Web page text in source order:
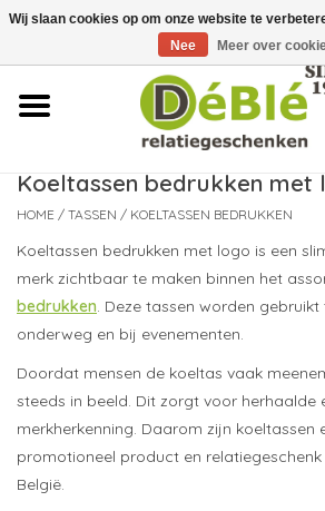
Over ons
Contact
Nieuws
Leveringsvoorwaarden
Koeltassen bedrukken met
HOME / TASSEN / KOELTASSEN BEDRUKKEN
Koeltassen bedrukken met logo is een
merk zichtbaar te maken binnen het
bedrukken. Deze tassen worden gebruikt
onderweg en bij evenementen.
Doordat mensen de koeltas vaak
steeds in beeld. Dit zorgt voor herhaalde
merkherkenning. Daarom zijn koeltassen
promotioneel product en relatiegeschenk
België.
Wij slaan cookies op om onze website te
Nee
Meer over